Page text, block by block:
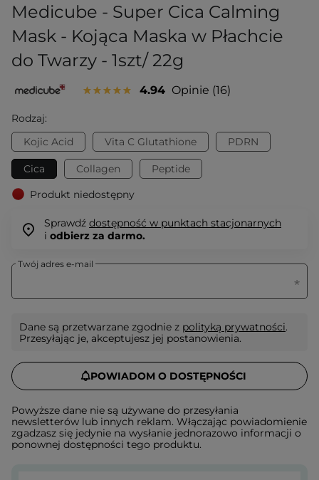
Medicube - Super Cica Calming
Mask - Kojąca Maska w Płachcie
do Twarzy - 1szt/ 22g
4.94 Opinie 16
Rodzaj:
Kojic Acid
Vita C Glutathione PDRN
Cica Collagen
Peptide
Produkt niedostępny
Sprawdź dostępność w punktach stacjonarnych
i odbierz za darmo.
Twój adres e-mail
Dane są przetwarzane zgodnie z polityką prywatności.
Przesyłając je, akceptujesz jej postanowienia.
POWIADOM O DOSTĘPNOŚCI
Powyższe dane nie są używane do przesyłania
newsletterów lub innych reklam. Włączając powiadomienie
zgadzasz się jedynie na wysłanie jednorazowo informacji o
ponownej dostępności tego produktu.